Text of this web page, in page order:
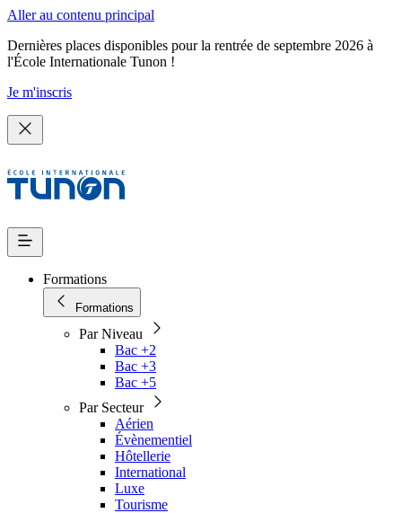
Aller au contenu principal
Dernières places disponibles pour la rentrée de septembre 2026 à
l'École Internationale Tunon !
Je m'inscris
Formations
Formations
Par Niveau
Bac +2
Bac +3
Bac +5
Par Secteur
Aérien
Évènementiel
Hôtellerie
International
Luxe
Tourisme